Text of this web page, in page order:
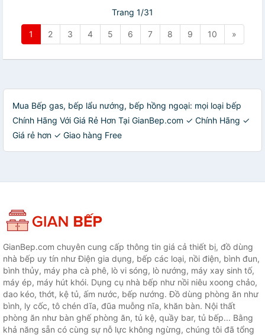
Trang 1/31
1 2 3 4 5 6 7 8 9 10 »
Mua Bếp gas, bếp lẩu nướng, bếp hồng ngoại: mọi loại bếp
Chính Hãng Với Giá Rẻ Hơn Tại GianBep.com ✓ Chính Hãng ✓
Giá rẻ hơn ✓ Giao hàng Free
GianBep.com chuyên cung cấp thông tin giá cả thiết bị, đồ dùng
nhà bếp uy tín như Điện gia dụng, bếp các loại, nồi điện, bình đun,
bình thủy, máy pha cà phê, lò vi sóng, lò nướng, máy xay sinh tố,
máy ép, máy hút khói. Dụng cụ nhà bếp như nồi niêu xoong chảo,
dao kéo, thớt, kệ tủ, ấm nước, bếp nướng. Đồ dùng phòng ăn như
bình, ly cốc, tô chén dĩa, đũa muỗng nĩa, khăn bàn. Nội thất
phòng ăn như bàn ghế phòng ăn, tủ kệ, quầy bar, tủ bếp... Bằng
khả năng sẵn có cùng sự nỗ lực không ngừng, chúng tôi đã tổng